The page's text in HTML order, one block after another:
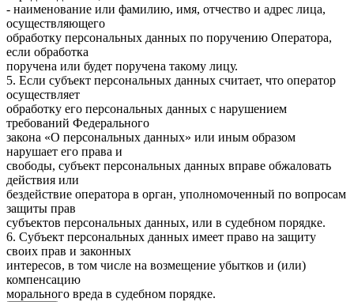
- наименование или фамилию, имя, отчество и адрес лица,
осуществляющего
обработку персональных данных по поручению Оператора,
если обработка
поручена или будет поручена такому лицу.
5. Если субъект персональных данных считает, что оператор
осуществляет
обработку его персональных данных с нарушением
требований Федерального
закона «О персональных данных» или иным образом
нарушает его права и
свободы, субъект персональных данных вправе обжаловать
действия или
бездействие оператора в орган, уполномоченный по вопросам
защиты прав
субъектов персональных данных, или в судебном порядке.
6. Субъект персональных данных имеет право на защиту
своих прав и законных
интересов, в том числе на возмещение убытков и (или)
компенсацию
морального вреда в судебном порядке.